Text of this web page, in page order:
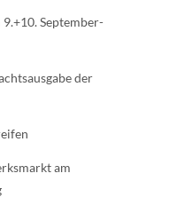
September-
der
am